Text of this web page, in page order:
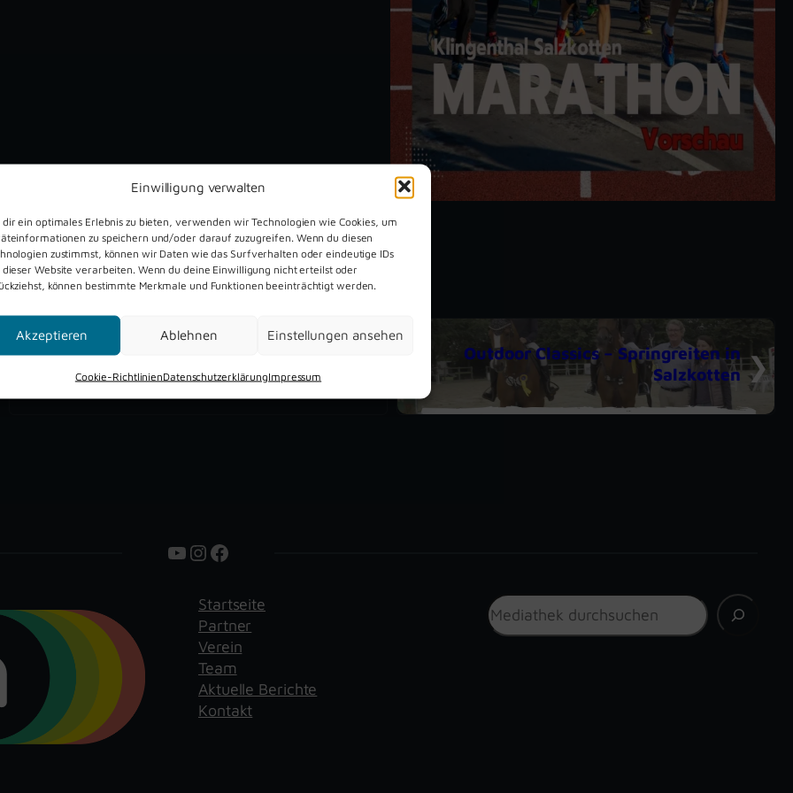
Einwilligung verwalten
dir ein optimales Erlebnis zu bieten, verwenden wir Technologien wie Cookies, um
zu speichern und/oder darauf zuzugreifen. Wenn du diesen
zustimmst, können wir Daten wie das Surfverhalten oder eindeutige IDs
Website verarbeiten. Wenn du deine Einwilligung nicht erteilst oder
können bestimmte Merkmale und Funktionen beeinträchtigt werden.
Akzeptieren Ablehnen Einstellungen ansehen
Cookie-RichtlinienDatenschutzerklärungImpressum
Dreckburg Open Air 2026
Outdoor Classics – Springreiten in
Salzkotten
YouTube
Instagram
Facebook
Startseite
Partner
Verein
Team
Aktuelle Berichte
Kontakt
Suchen